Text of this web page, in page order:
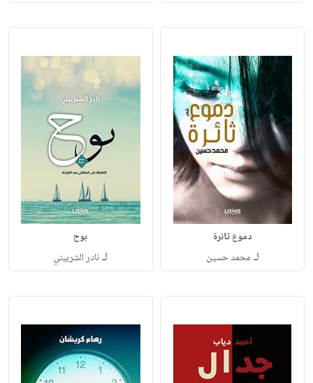
دموع ثائرة
لـ محمد حسين
بوح
لـ نادر الشربيني